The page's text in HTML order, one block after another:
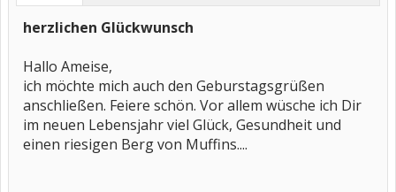
herzlichen Glückwunsch
Hallo Ameise,
ich möchte mich auch den Geburstagsgrüßen
anschließen. Feiere schön. Vor allem wüsche ich Dir
im neuen Lebensjahr viel Glück, Gesundheit und
einen riesigen Berg von Muffins....